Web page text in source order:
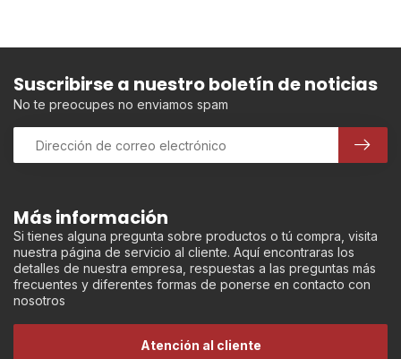
Más información
Si tienes alguna pregunta sobre productos o tú compra, visita
nuestra página de servicio al cliente. Aquí encontraras los
detalles de nuestra empresa, respuestas a las preguntas más
frecuentes y diferentes formas de ponerse en contacto con
nosotros
Atención al cliente
Suscribirse a nuestro boletín de noticias
No te preocupes no enviamos spam